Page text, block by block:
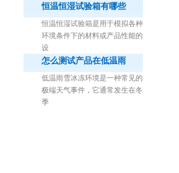
恒温恒湿试验箱有哪些
恒温恒湿试验箱是用于模拟各种
环境条件下的材料或产品性能的
设
怎么测试产品在低温雨
低温雨雪冰冻环境是一种常见的
极端天气事件，它通常发生在冬
季